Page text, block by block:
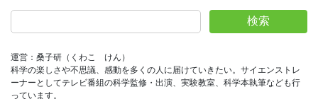
検索
運営：桑子研（くわこ　けん）
科学の楽しさや不思議、感動を多くの人に届けていきたい。サイエンストレ
ーナーとしてテレビ番組の科学監修・出演、実験教室、科学本執筆なども行
っています。